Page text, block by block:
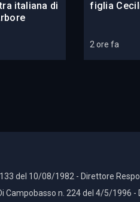
italiana di
figlia
2 ore fa
del 10/08/1982 - Direttore
Campobasso n. 224 del 4/5/1996 -